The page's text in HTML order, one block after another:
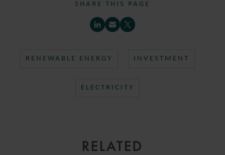
SHARE THIS PAGE
RENEWABLE ENERGY INVESTMENT
ELECTRICITY
RELATED